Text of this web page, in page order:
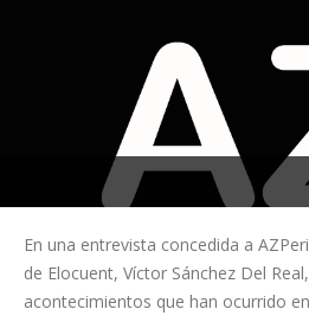
En una entrevista concedida a
de Elocuent, Víctor Sánchez Del
acontecimientos que han ocurrido